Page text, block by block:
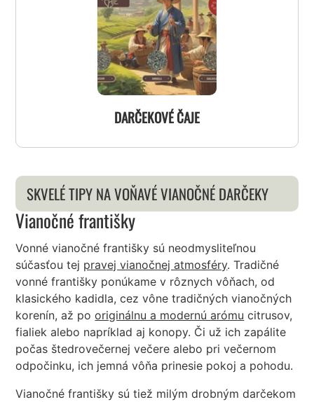
DARČEKOVÉ ČAJE
SKVELÉ TIPY NA VOŇAVÉ VIANOČNÉ DARČEKY
Vianočné františky
Vonné vianočné františky sú neodmysliteľnou
súčasťou tej pravej vianočnej atmosféry. Tradičné
vonné františky ponúkame v rôznych vôňach, od
klasického kadidla, cez vône tradičných vianočných
korenín, až pooriginálnu a modernú arómu citrusov,
fialiek alebo napríklad aj konopy. Či už ich zapálite
počas štedrovečernej večere alebo pri večernom
odpočinku, ich jemná vôňa prinesie pokoj a pohodu.
Vianočné františky sú tiež milým drobným darčekom